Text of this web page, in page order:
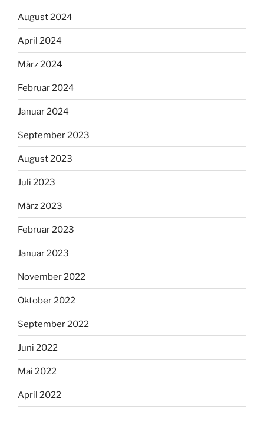
August 2024
April 2024
März 2024
Februar 2024
Januar 2024
September 2023
August 2023
Juli 2023
März 2023
Februar 2023
Januar 2023
November 2022
Oktober 2022
September 2022
Juni 2022
Mai 2022
April 2022